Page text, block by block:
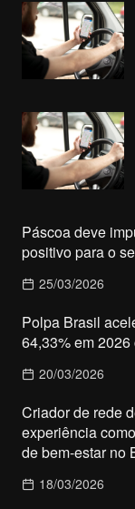
Páscoa deve
positivo para o
25/03/2026
Polpa Brasil
64,33% em
20/03/2026
Criador de rede
experiência
de bem-estar no
18/03/2026